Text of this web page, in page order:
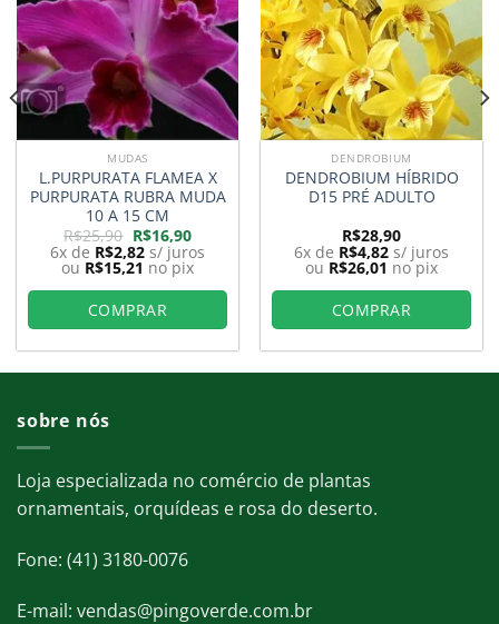
MUDAS
L.PURPURATA FLAMEA X
PURPURATA RUBRA MUDA
10 A 15 CM
R$25,90 O
preço
original
era:
R$25,90.
R$16,90O
preço
atual
é:
R$16,90.
6x de R$2,82 s/ juros
ou R$15,21 no pix
COMPRAR
DENDROBIUM
DENDROBIUM HÍBRIDO
D15 PRÉ ADULTO
R$28,90
6x de R$4,82 s/ juros
ou R$26,01 no pix
COMPRAR
sobre nós
Loja especializada no comércio de plantas
ornamentais, orquídeas e rosa do deserto.
Fone: (41) 3180-0076
E-mail: vendas@pingoverde.com.br